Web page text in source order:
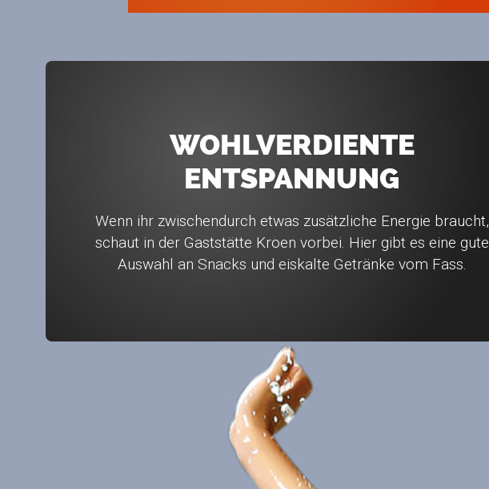
WOHLVERDIENTE
ENTSPANNUNG
Wenn ihr zwischendurch etwas zusätzliche Energie braucht,
schaut in der Gaststätte Kroen vorbei. Hier gibt es eine gute
Auswahl an Snacks und eiskalte Getränke vom Fass.